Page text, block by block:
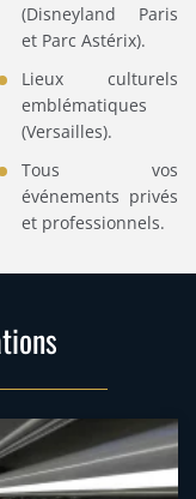
(Disneyland Paris
et Parc Astérix).
Lieux culturels
emblématiques
(Versailles).
Tous vos
événements privés
et professionnels.